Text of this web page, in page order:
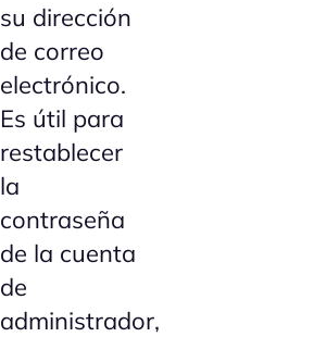
su dirección
de correo
electrónico.
Es útil para
restablecer
la
contraseña
de la cuenta
de
administrador,